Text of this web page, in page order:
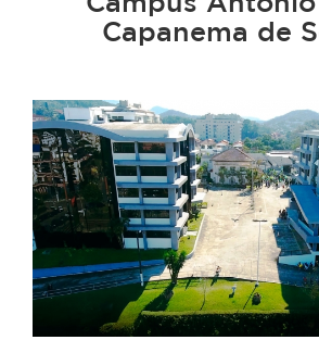
Capanema de